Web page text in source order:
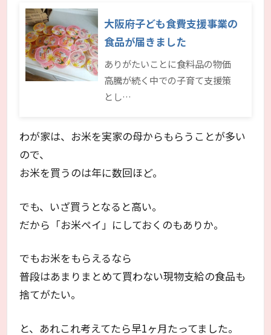
大阪府子ども食費支援事業の
食品が届きました
ありがたいことに食料品の物価
高騰が続く中での子育て支援策
とし…
わが家は、お米を実家の母からもらうことが多い
ので、
お米を買うのは年に数回ほど。
でも、いざ買うとなると高い。
だから「お米ペイ」にしておくのもありか。
でもお米をもらえるなら
普段はあまりまとめて買わない現物支給の食品も
捨てがたい。
と、あれこれ考えてたら早1ヶ月たってました。